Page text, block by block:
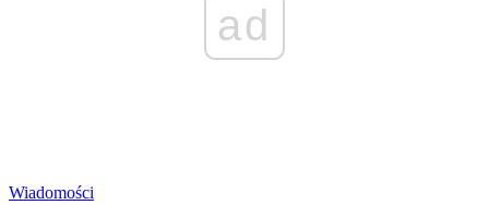
ad
Wiadomości